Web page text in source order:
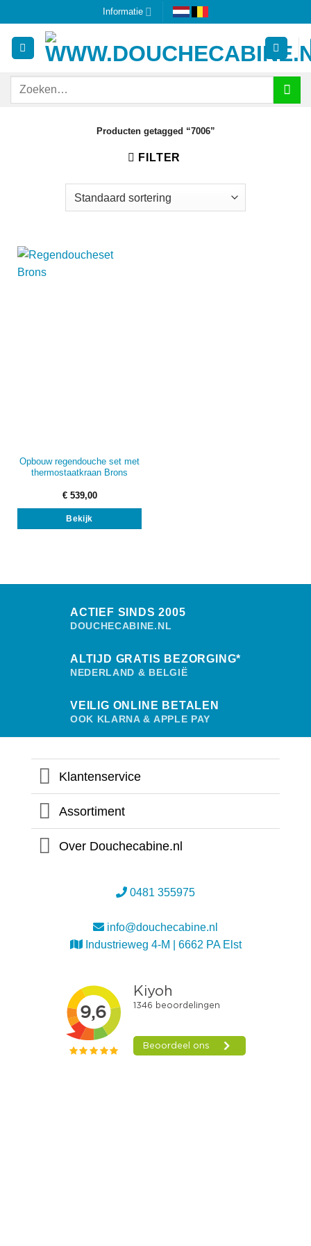
naar
inhoud
Informatie
Zoeken
Producten getagged “7006”
FILTER
Opbouw regendouche set met
thermostaatkraan Brons
€539,00
Bekijk
ACTIEF SINDS 2005
DOUCHECABINE.NL
ALTIJD GRATIS BEZORGING*
NEDERLAND & BELGIË
VEILIG ONLINE BETALEN
OOK KLARNA & APPLE PAY
Klantenservice
Assortiment
Over Douchecabine.nl
0481 355975
info@douchecabine.nl
Industrieweg 4-M | 6662 PA Elst